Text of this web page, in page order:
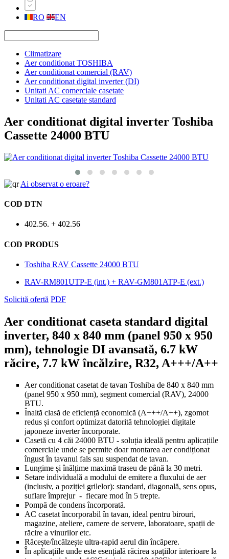
RO EN
Climatizare
Aer conditionat TOSHIBA
Aer conditionat comercial (RAV)
Aer conditionat digital inverter (DI)
Unitati AC comerciale casetate
Unitati AC casetate standard
Aer conditionat digital inverter Toshiba
Cassette 24000 BTU
Ai observat o eroare?
COD DTN
402.56. + 402.56
COD PRODUS
Toshiba RAV Cassette 24000 BTU
RAV-RM801UTP-E (int.) + RAV-GM801ATP-E (ext.)
Solicită ofertă PDF
Aer conditionat caseta standard digital
inverter, 840 x 840 mm (panel 950 x 950
mm), tehnologie DI avansată, 6.7 kW
răcire, 7.7 kW încălzire, R32, A+++/A++
Aer conditionat casetat de tavan Toshiba de 840 x 840 mm
(panel 950 x 950 mm), segment comercial (RAV), 24000
BTU.
Înaltă clasă de eficiență economică (A+++/A++), zgomot
redus și confort optimizat datorită tehnologiei digitale
japoneze inverter încorporate.
Casetă cu 4 căi 24000 BTU - soluția ideală pentru aplicațiile
comerciale unde se permite doar montarea aer condiționat
îngust în tavanul fals sau suspendat de tavan.
Lungime și înălțime maximă traseu de până la 30 metri.
Setare individuală a modului de emitere a fluxului de aer
(inclusiv, a poziției grilelor): standard, diagonală, sens opus,
suflare împrejur - fiecare mod în 5 trepte.
Pompă de condens încorporată.
AC casetat încorporabil în tavan, ideal pentru birouri,
magazine, ateliere, camere de servere, laboratoare, spații de
răcire a vinurilor etc.
Răcește/încălzește ultra-rapid aerul din încăpere.
În aplicațiile unde este esențială răcirea spațiilor interioare la